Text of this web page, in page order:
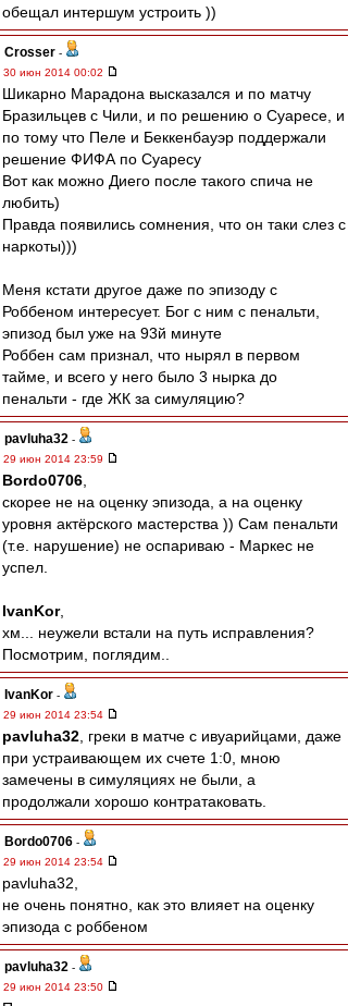
обещал интершум устроить ))
Crosser -
30 июн 2014 00:02
Шикарно Марадона высказался и по матчу
Бразильцев с Чили, и по решению о Суаресе, и
по тому что Пеле и Беккенбауэр поддержали
решение ФИФА по Суаресу
Вот как можно Диего после такого спича не
любить)
Правда появились сомнения, что он таки слез с
наркоты)))
Меня кстати другое даже по эпизоду с
Роббеном интересует. Бог с ним с пенальти,
эпизод был уже на 93й минуте
Роббен сам признал, что нырял в первом
тайме, и всего у него было 3 нырка до
пенальти - где ЖК за симуляцию?
pavluha32 -
29 июн 2014 23:59
Bordo0706
скорее не на оценку эпизода, а на оценку
уровня актёрского мастерства )) Сам пенальти
(т.е. нарушение) не оспариваю - Маркес не
успел.
IvanKor,
хм... неужели встали на путь исправления?
Посмотрим, поглядим..
IvanKor -
29 июн 2014 23:54
pavluha32 , греки в матче с ивуарийцами, даже
при устраивающем их счете 1:0, мною
замечены в симуляциях не были, а
продолжали хорошо контратаковать.
Bordo0706 -
29 июн 2014 23:54
pavluha32,
не очень понятно, как это влияет на оценку
эпизода с роббеном
pavluha32 -
29 июн 2014 23:50